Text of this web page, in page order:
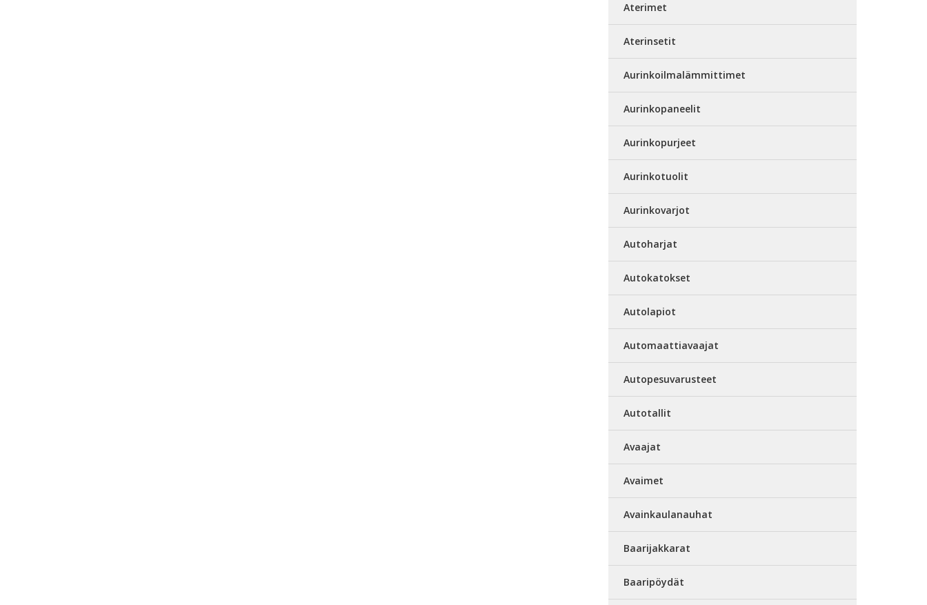
Aterimet
Aterinsetit
Aurinkoilmalämmittimet
Aurinkopaneelit
Aurinkopurjeet
Aurinkotuolit
Aurinkovarjot
Autoharjat
Autokatokset
Autolapiot
Automaattiavaajat
Autopesuvarusteet
Autotallit
Avaajat
Avaimet
Avainkaulanauhat
Baarijakkarat
Baaripöydät